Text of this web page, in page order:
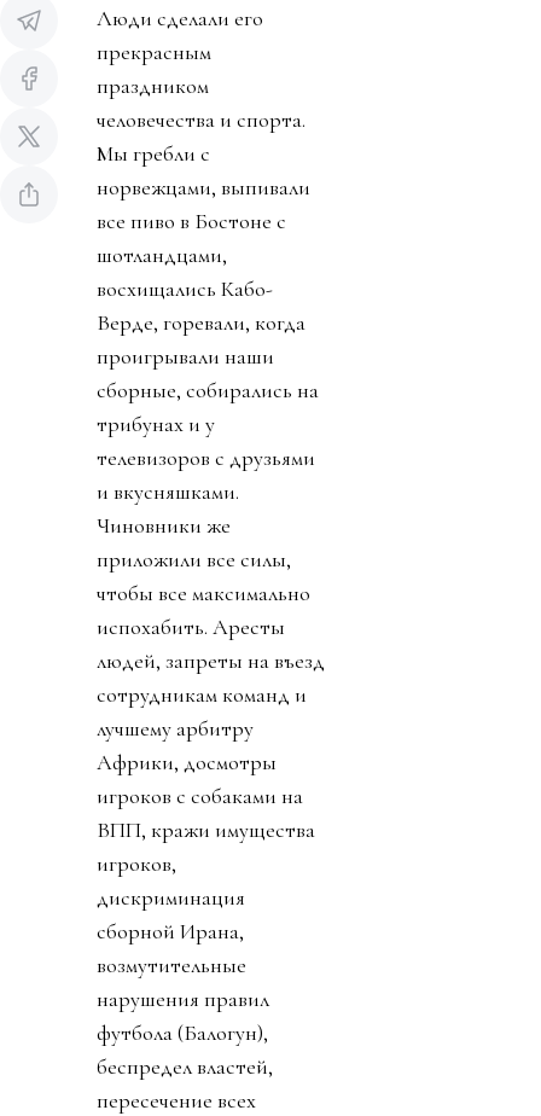
Люди сделали его
прекрасным
праздником
человечества и спорта.
Мы гребли с
норвежцами, выпивали
все пиво в Бостоне с
шотландцами,
восхищались Кабо-
Верде, горевали, когда
проигрывали наши
сборные, собирались на
трибунах и у
телевизоров с друзьями
и вкусняшками.
Чиновники же
приложили все силы,
чтобы все максимально
испохабить. Аресты
людей, запреты на въезд
сотрудникам команд и
лучшему арбитру
Африки, досмотры
игроков с собаками на
ВПП, кражи имущества
игроков,
дискриминация
сборной Ирана,
возмутительные
нарушения правил
футбола (Балогун),
беспредел властей,
пересечение всех